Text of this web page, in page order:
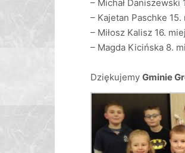
– Michał
– Kajetan Paschke
– Miłosz Kalisz 16.
– Magda Kicińska 8.
Dziękujemy Gminie